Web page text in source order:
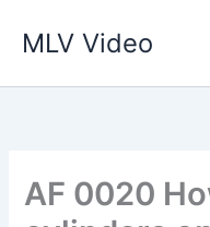
atlaMLV Video
AF 0020